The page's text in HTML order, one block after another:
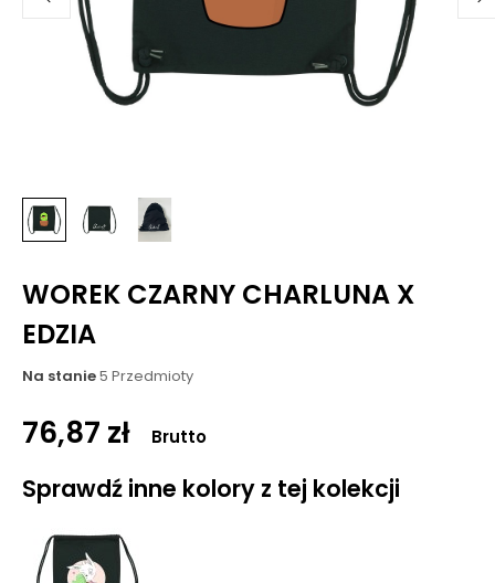
WOREK CZARNY CHARLUNA X
EDZIA
Na stanie5 Przedmioty
76,87 zł Brutto
Sprawdź inne kolory z tej kolekcji